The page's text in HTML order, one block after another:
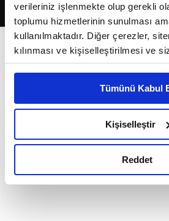
verileriniz işlenmekte olup gerekli
toplumu hizmetlerinin sunulması
kullanılmaktadır. Diğer çerezler,
kılınması ve kişiselleştirilmesi ve
reklam/pazarlama faaliyetlerinin
Çerezlere ilişkin tercihlerinizi çerez
belirleyebilirsiniz. Çerezlere ilişkin
Ayarlar butonuna tıklayabilir,Çerez
Metnimizi ziyaret edebilirsiniz.
okumak ve sitemizi ziyaretiniz
Tümünü Kabul
Kişiselleştir
Reddet